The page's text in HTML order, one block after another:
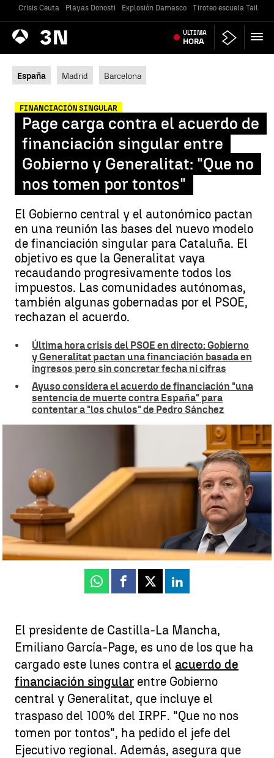
Crisis Ceuta Playas Donosti Explosión Damasco Tiroteo escuela
Antena
3 Noticias ÚLTIMA
HORA
España Madrid Barcelona
FINANCIACIÓN SINGULAR
Page carga contra el acuerdo de
financiación singular entre
Gobierno y Generalitat: "Que no
nos tomen por tontos"
El Gobierno central y el autonómico pactan
en una reunión las bases del nuevo modelo
de financiación singular para Cataluña. El
objetivo es que la Generalitat vaya
recaudando progresivamente todos los
impuestos. Las comunidades autónomas,
también algunas gobernadas por el PSOE,
rechazan el acuerdo.
Última hora crisis del PSOE en directo: Gobierno
y Generalitat pactan una financiación basada en
ingresos pero sin concretar fecha ni cifras
Ayuso considera el acuerdo de financiación "una
sentencia de muerte contra España" para
contentar a "los chulos" de Pedro Sánchez
Page carga contra el acuerdo de financiación singular entre
Gobierno y Generalitat |EFE
Lucía Fernández
Actualizado:
14 de julio de 2025, 21:29
Publicado:14 de julio de 2025, 20:56
Whatsapp
Facebook
X Linkedin
El presidente de Castilla-La Mancha,
Emiliano García-Page, es uno de los que ha
cargado este lunes contra el acuerdo de
financiación singular entre Gobierno
central y Generalitat, que incluye el
traspaso del 100% del IRPF. "Que no nos
tomen por tontos", ha pedido el jefe del
Ejecutivo regional. Además, asegura que